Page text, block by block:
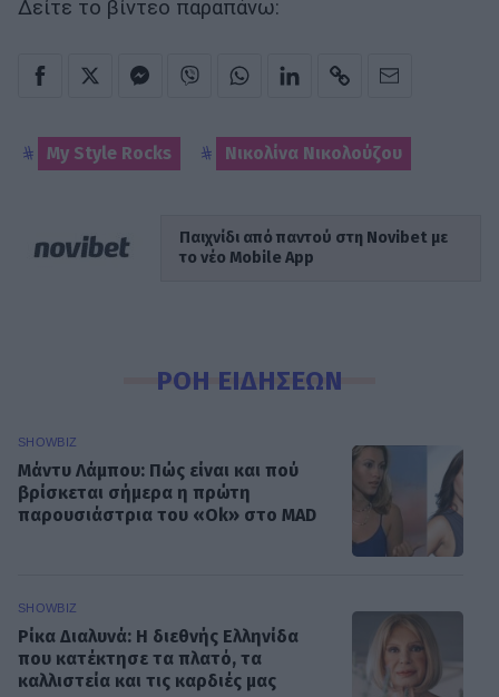
Δείτε το βίντεο παραπάνω:
My Style Rocks Νικολίνα Νικολούζου
Παιχνίδι από παντού στη Novibet με
το νέο Mobile App
ΡΟΗ ΕΙΔΗΣΕΩΝ
SHOWBIZ
Μάντυ Λάμπου: Πώς είναι και πού
βρίσκεται σήμερα η πρώτη
παρουσιάστρια του «Ok» στο MAD
SHOWBIZ
Ρίκα Διαλυνά: Η διεθνής Ελληνίδα
που κατέκτησε τα πλατό, τα
καλλιστεία και τις καρδιές μας